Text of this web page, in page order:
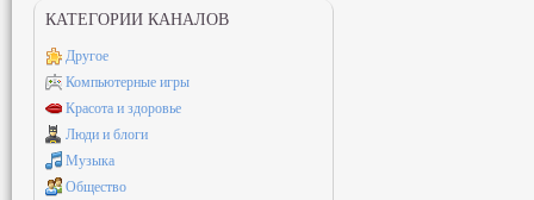
КАТЕГОРИИ КАНАЛОВ
Другое
Компьютерные игры
Красота и здоровье
Люди и блоги
Музыка
Общество